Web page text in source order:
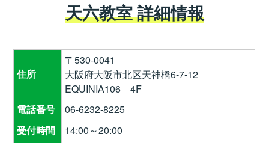
天六教室 詳細情報
住所
〒530-0041
大阪府大阪市北区天神橋6-7-12
EQUINIA106 4F
電話番号
06-6232-8225
受付時間
14:00～20:00